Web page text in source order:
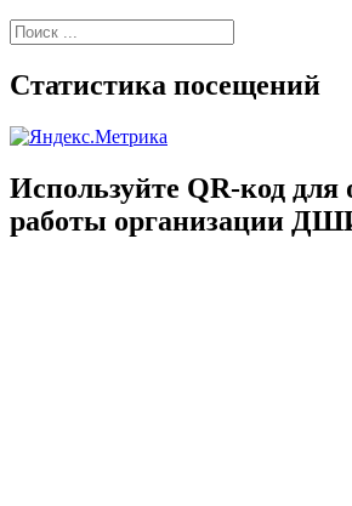
Найти:
Статистика посещений
Используйте QR-код для
работы организации